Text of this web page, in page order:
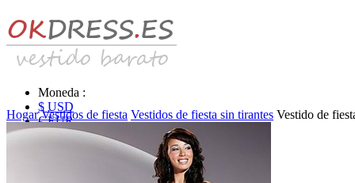
Moneda :
$ USD
€ EUR
£ GBP
Hogar Vestidos de fiesta Vestidos de fiesta sin tirantes Vestido de